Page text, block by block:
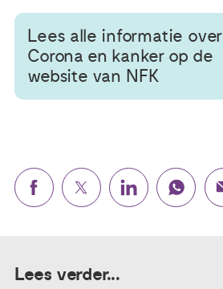
Lees alle informatie over
Corona en kanker op de
website van NFK
Lees verder...